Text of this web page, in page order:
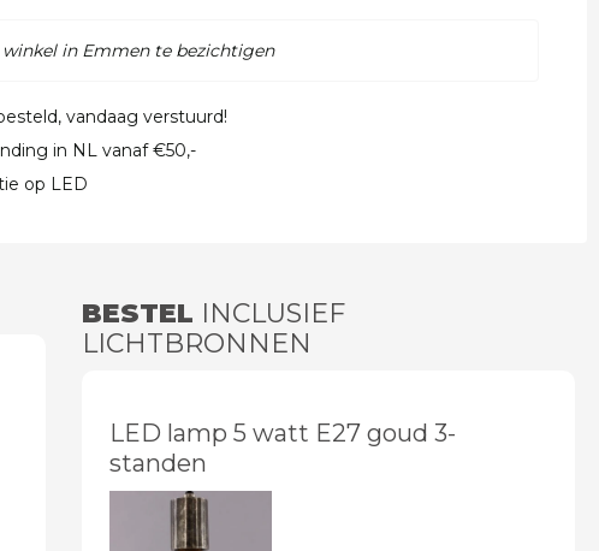
winkel in Emmen te bezichtigen
vandaag verstuurd!
in NL vanaf €50,-
op LED
BESTEL INCLUSIEF
LICHTBRONNEN
LED lamp 5 watt E27 goud 3-
standen